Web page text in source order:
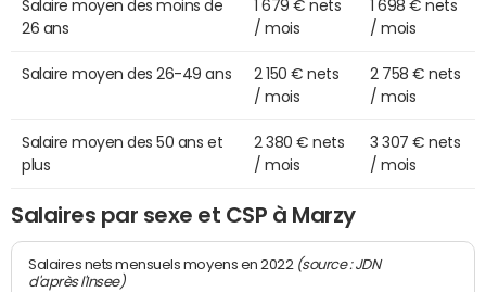
Salaire moyen des moins de
26 ans
1 679 € nets
/ mois
1 698 € nets
/ mois
Salaire moyen des 26-49 ans
2 150 € nets
/ mois
2 758 € nets
/ mois
Salaire moyen des 50 ans et
plus
2 380 € nets
/ mois
3 307 € nets
/ mois
Salaires par sexe et CSP à Marzy
Salaires nets mensuels moyens en 2022 (source : JDN
d'après l'Insee)